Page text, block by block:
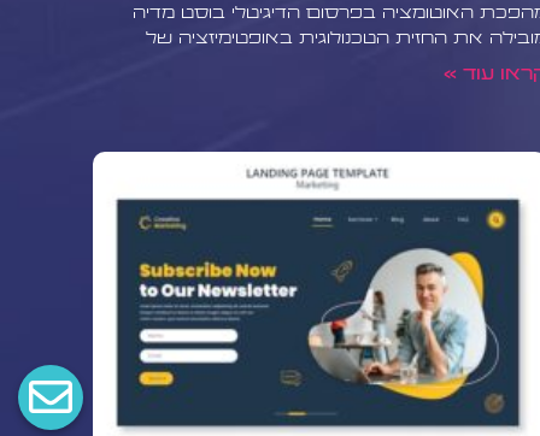
האוטומציה בפרסום הדיגיטלי בוסט מדיה
את החזית הטכנולוגית באופטימיזציה של
עוד »